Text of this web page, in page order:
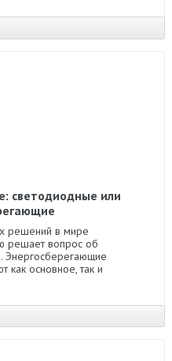
светодиодные или
решений в мире
решает вопрос об
Энергосберегающие
как основное, так и